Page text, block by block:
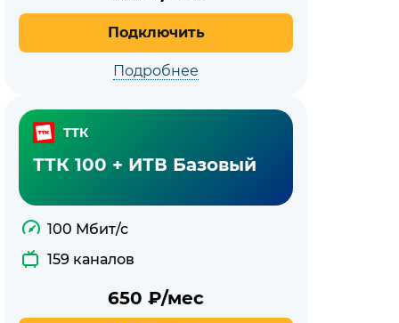
Подключить
Подробнее
ТТК
ТТК 100 + ИТВ Базовый
100 Мбит/с
159 каналов
650 ₽/мес